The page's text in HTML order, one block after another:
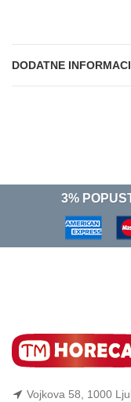
DODATNE
3%
Vojkova 58, 1000